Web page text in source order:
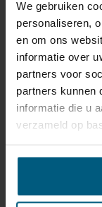
We gebruiken
personaliseren,
en om ons
informatie over
partners voor
partners kunnen
informatie die u
verzameld op